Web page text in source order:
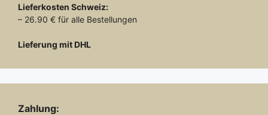
Lieferkosten Schweiz:
– 26.90 € für alle Bestellungen
Lieferung mit DHL
Zahlung: